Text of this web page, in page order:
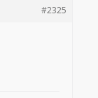
#2325